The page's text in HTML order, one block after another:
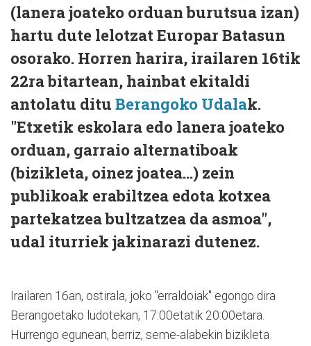
(lanera joateko orduan burutsua izan)
hartu dute lelotzat Europar Batasun
osorako. Horren harira, irailaren 16tik
22ra bitartean, hainbat ekitaldi
antolatu ditu Berangoko Udalak.
"Etxetik eskolara edo lanera joateko
orduan, garraio alternatiboak
(bizikleta, oinez joatea...) zein
publikoak erabiltzea edota kotxea
partekatzea bultzatzea da asmoa",
udal iturriek jakinarazi dutenez.
Irailaren 16an, ostirala, joko "erraldoiak" egongo dira
Berangoetako ludotekan, 17:00etatik 20:00etara.
Hurrengo egunean, berriz, seme-alabekin bizikleta